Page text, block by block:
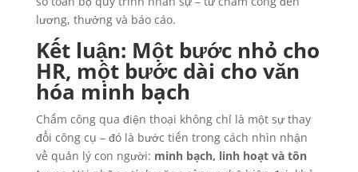
lương, thưởng và báo cáo.
Kết luận: Một bước nhỏ cho
HR, một bước dài cho văn
hóa minh bạch
Chấm công qua điện thoại không chỉ là một sự thay
đổi công cụ – đó là bước tiến trong cách nhìn nhận
về quản lý con người: minh bạch, linh hoạt và tôn